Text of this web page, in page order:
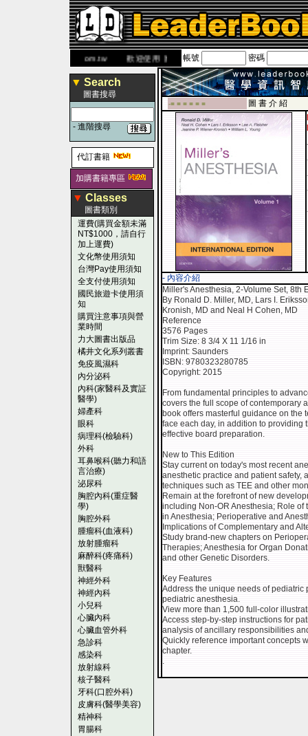
www.leaderbook.com.tw歡迎使用 國民旅遊卡！！
帳號 密碼
▼ Search
圖書搜尋
- 進階搜尋
代訂書籍
加購書籍專區
▼ Classes
圖書類別
運費(購買金額未滿
NT$1000，請自行
加上運費)
文化幣使用須知
台灣Pay使用須知
全支付使用須知
國民旅遊卡使用須
知
購買注意事項與營
業時間
力大圖書出版品
橘井文化系列叢書
免疫風濕科
內分泌科
內科(家醫科及實証
醫學)
婦產科
眼科
病理科(檢驗科)
外科
耳鼻喉科(聽力和語
言治療)
泌尿科
胸腔內科(重症醫
學)
胸腔外科
腫瘤科(血液科)
放射腫瘤科
麻醉科(疼痛科)
獸醫科
神經外科
神經內科
小兒科
心臟內科
心臟血管外科
急診科
感染科
放射線科
核子醫科
牙科(口腔外科)
皮膚科(醫學美容)
精神科
胃腸科
-■ ■ ■ ■ ■ ■
圖 書 介 紹
- 內容介紹
Miller's Anesthesia, 2-Volume Set, 8th
By Ronald D. Miller, MD, Lars I.
Kronish, MD and Neal H Cohen, MD
Reference
3576 Pages
Trim Size: 8 3/4 X 11 1/16 in
Imprint: Saunders
ISBN: 9780323280785
Copyright: 2015
From fundamental principles to
covers the full scope of contemporary
book offers masterful guidance on
face each day, in addition to providing
effective board preparation.
New to This Edition
Stay current on today's most recent
anesthetic practice and patient safety,
techniques such as TEE and other
Remain at the forefront of new
including Non-OR Anesthesia; Role
in Anesthesia; Perioperative and
Implications of Complementary and
Study brand-new chapters on
Therapies; Anesthesia for Organ
and other Genetic Disorders.
Key Features
Address the unique needs of
pediatric anesthesia.
View more than 1,500 full-color
Access step-by-step instructions for
analysis of ancillary responsibilities
Quickly reference important concepts
chapter.
.